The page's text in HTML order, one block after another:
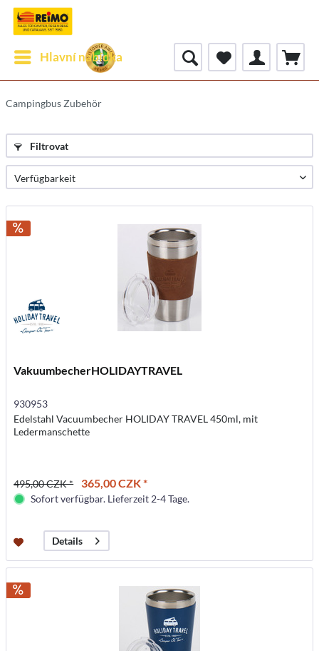
Hlavní nabídka
Campingbus Zubehör
Filtrovat
VakuumbecherHOLIDAYTRAVEL
930953
Edelstahl Vacuumbecher HOLIDAY TRAVEL 450ml, mit
Ledermanschette
495,00 CZK * 365,00 CZK *
Sofort verfügbar. Lieferzeit 2-4 Tage.
Details